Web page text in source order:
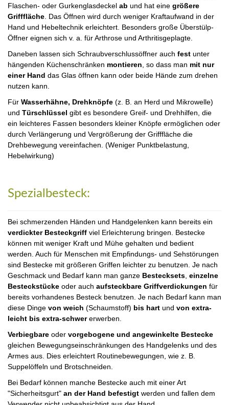
Flaschen- oder Gurkenglasdeckel ab und hat eine größere
Grifffläche . Das Öffnen wird durch weniger Kraftaufwand in der
Hand und Hebeltechnik erleichtert. Besonders große Überstülp-
Öffner eignen sich v. a. für Arthrose und Arthritisgeplagte.
Daneben lassen sich Schraubverschlussöffner auch fest unter
hängenden Küchenschränken montieren , so dass man mit nur
einer Hand das Glas öffnen kann oder beide Hände zum drehen
nutzen kann.
Für Wasserhähne, Drehknöpfe (z. B. an Herd und Mikrowelle)
und Türschlüssel gibt es besondere Greif- und Drehhilfen, die
ein leichteres Fassen besonders kleiner Knöpfe ermöglichen oder
durch Verlängerung und Vergrößerung der Grifffläche die
Drehbewegung vereinfachen. (Weniger Punktbelastung,
Hebelwirkung)
Spezialbesteck:
Bei schmerzenden Händen und Handgelenken kann bereits ein
verdickter Besteckgriff viel Erleichterung bringen. Bestecke
können mit weniger Kraft und Mühe gehalten und bedient
werden. Auch für Menschen mit Empfindungs- und Sehstörungen
sind Bestecke mit größeren Griffen leichter zu benutzen. Je nach
Geschmack und Bedarf kann man ganze Bestecksets einzelne
Besteckstücke oder auch aufsteckbare Griffverdickungen für
bereits vorhandenes Besteck benutzen. Je nach Bedarf kann man
diese Dinge von weich (Schaumstoff) bis hart und von extra-
leicht bis extra-schwererwerben.
Verbiegbare oder vorgebogene und angewinkelte Bestecke
gleichen Bewegungseinschränkungen des Handgelenks und des
Armes aus. Dies erleichtert Routinebewegungen, wie z. B.
Suppelöffeln und Brotschneiden.
Bei Bedarf können manche Bestecke auch mit einer Art
"Sicherheitsgurt" an der Hand befestigt werden und fallen dem